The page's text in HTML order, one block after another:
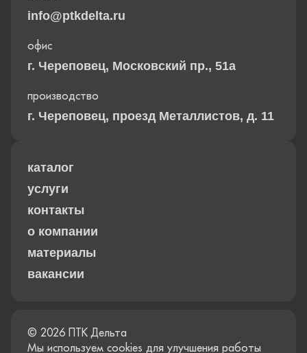
info@ptkdelta.ru
офис
г. Череповец, Московский пр., 51а
производство
г. Череповец, проезд Металлистов, д. 11
каталог
услуги
контакты
о компании
материалы
вакансии
© 2026 ПТК Дельта
Мы используем cookies для улучшения работы